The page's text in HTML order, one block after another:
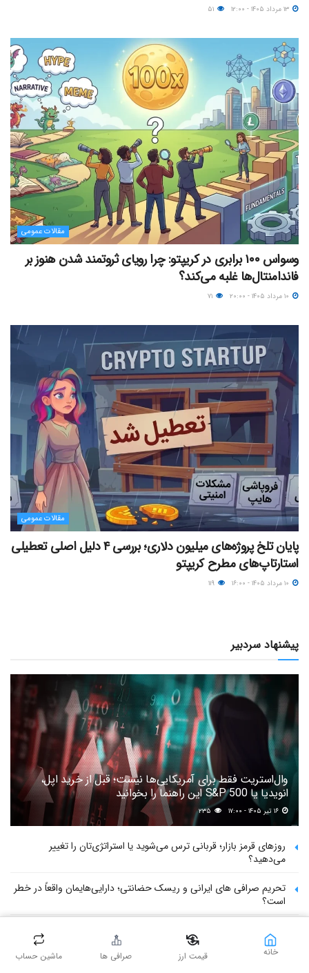
مقالات عمومی
وسواس ۱۰۰ برابری در کریپتو: چرا رویای ثروتمند شدن هنوز بر
فاندامنتال‌ها غلبه می‌کند؟
مقالات عمومی
پایان تلخ پروژه‌های میلیون دلاری؛ بررسی ۴ دلیل اصلی تعطیلی
استارتاپ‌های مطرح کریپتو
پیشنهاد سردبیر
وال‌استریت فقط برای آمریکایی‌ها نیست؛ قبل از خرید اپل،
انویدیا یا S&P 500 این راهنما را بخوانید
۲۳۵
روزهای قرمز بازار؛ قربانی ترس می‌شوید یا استراتژی‌تان را تغییر
می‌دهید؟
تحریم صرافی های ایرانی و ریسک حضانتی؛ دارایی‌هایمان واقعاً در خطر
است؟
گزارش ویژه: اکسکوینو چگونه از اختلالی ادعایی به بحرانی سیستمی
رسید؟ کالبدشکافی ورشکستگی پنهان در فین‌تک ایران
خانه قیمت ارز صرافی ها ماشین حساب